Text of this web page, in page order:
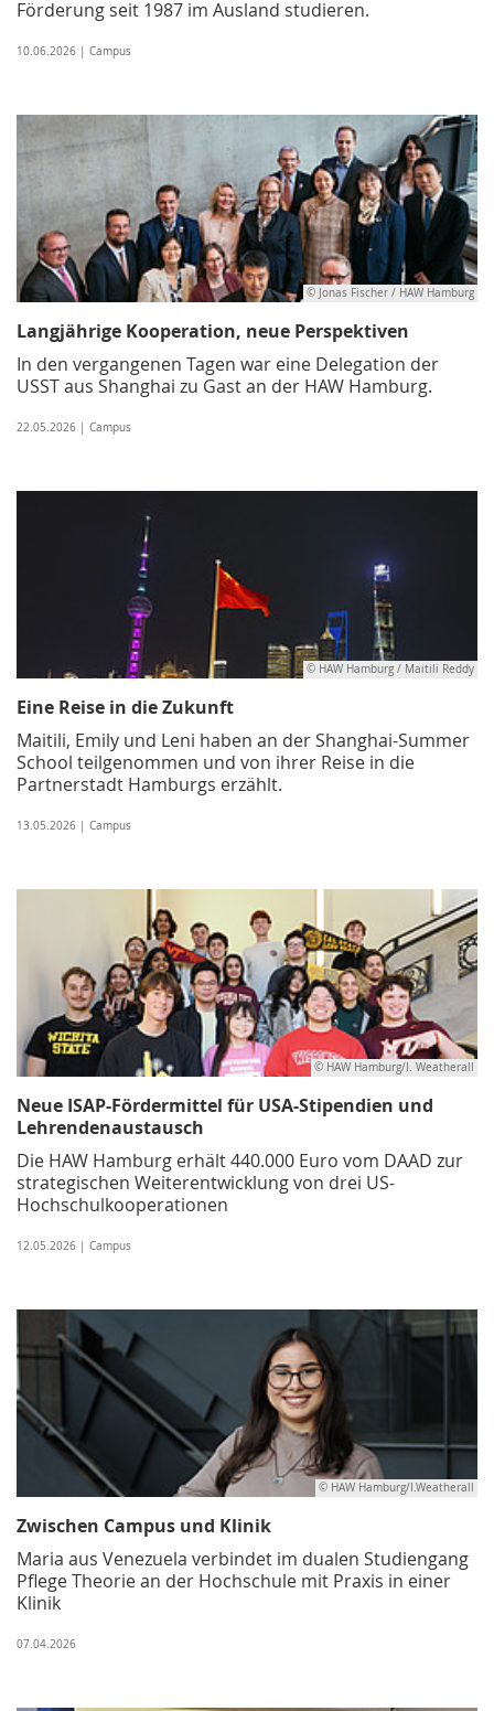
Förderung seit 1987 im Ausland studieren.
10.06.2026 | Campus
© Jonas Fischer / HAW Hamburg
Langjährige Kooperation, neue Perspektiven
In den vergangenen Tagen war eine Delegation der
USST aus Shanghai zu Gast an der HAW Hamburg.
22.05.2026 | Campus
© HAW Hamburg / Maitili Reddy
Eine Reise in die Zukunft
Maitili, Emily und Leni haben an der Shanghai-Summer
School teilgenommen und von ihrer Reise in die
Partnerstadt Hamburgs erzählt.
13.05.2026 | Campus
© HAW Hamburg/I. Weatherall
Neue ISAP-Fördermittel für USA-Stipendien und
Lehrendenaustausch
Die HAW Hamburg erhält 440.000 Euro vom DAAD zur
strategischen Weiterentwicklung von drei US-
Hochschulkooperationen
12.05.2026 | Campus
© HAW Hamburg/I.Weatherall
Zwischen Campus und Klinik
Maria aus Venezuela verbindet im dualen Studiengang
Pflege Theorie an der Hochschule mit Praxis in einer
Klinik
07.04.2026